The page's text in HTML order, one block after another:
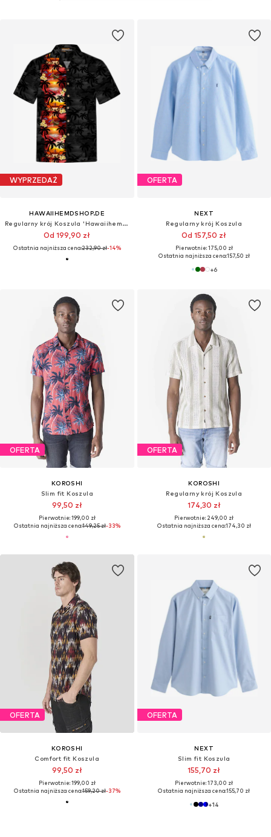
WYPRZEDAŻ
HAWAIIHEMDSHOP.DE
Regularny krój Koszula 'Hawaiihemd Paradise Night'
Od 199,90 zł
Ostatnia najniższa cena:232,90 zł-14%
OFERTA
NEXT
Regularny krój Koszula
Od 157,50 zł
Pierwotnie: 175,00 zł
Ostatnia najniższa cena:157,50 zł
+6
OFERTA
KOROSHI
Slim fit Koszula
99,50 zł
Pierwotnie: 199,00 zł
Ostatnia najniższa cena:149,25 zł-33%
OFERTA
KOROSHI
Regularny krój Koszula
174,30 zł
Pierwotnie: 249,00 zł
Ostatnia najniższa cena:174,30 zł
OFERTA
KOROSHI
Comfort fit Koszula
99,50 zł
Pierwotnie: 199,00 zł
Ostatnia najniższa cena:159,20 zł-37%
OFERTA
NEXT
Slim fit Koszula
155,70 zł
Pierwotnie: 173,00 zł
Ostatnia najniższa cena:155,70 zł
+14